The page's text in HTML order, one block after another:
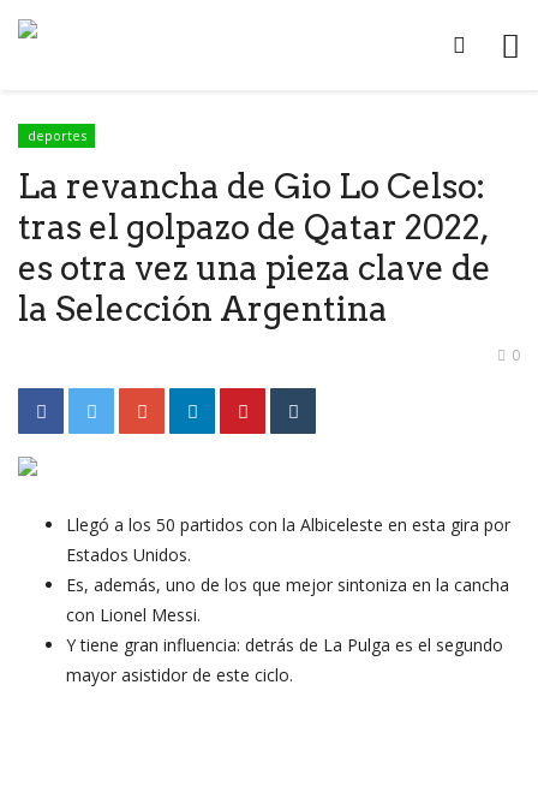
deportes
La revancha de Gio Lo Celso:
tras el golpazo de Qatar 2022,
es otra vez una pieza clave de
la Selección Argentina
0
Llegó a los 50 partidos con la Albiceleste en esta gira por
Estados Unidos.
Es, además, uno de los que mejor sintoniza en la cancha
con Lionel Messi.
Y tiene gran influencia: detrás de La Pulga es el segundo
mayor asistidor de este ciclo.